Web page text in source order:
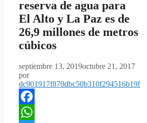
reserva de agua para
El Alto y La Paz es de
26,9 millones de metros
cúbicos
septiembre 13, 2019octubre 21, 2017
por
dc901917f870dbc50b310f294516b19f
Facebook